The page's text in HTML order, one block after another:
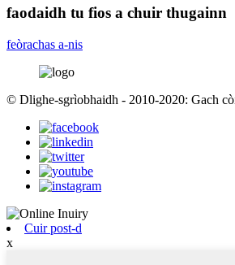
faodaidh tu fios a chuir thugainn
feòrachas a-nis
© Dlighe-sgrìobhaidh - 2010-2020: Gach
Cuir post-d
x